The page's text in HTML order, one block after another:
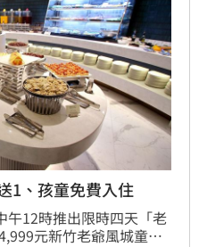
1、孩童免費入住
午12時推出限時四天「老
元新竹老爺風城童樂